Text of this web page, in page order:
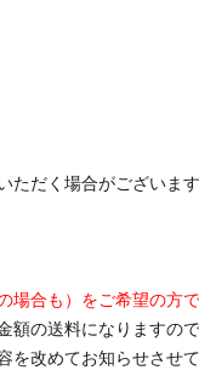
だく場合がございます
合も）をご希望の方
額の送料になりますの
改めてお知らせさせて